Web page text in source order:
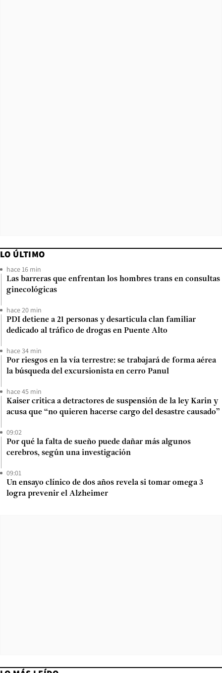
LO ÚLTIMO
hace 16 min
Las barreras que enfrentan los hombres trans en consultas
ginecológicas
hace 20 min
PDI detiene a 21 personas y desarticula clan familiar
dedicado al tráfico de drogas en Puente Alto
hace 34 min
Por riesgos en la vía terrestre: se trabajará de forma aérea
la búsqueda del excursionista en cerro Panul
hace 45 min
Kaiser critica a detractores de suspensión de la ley Karin y
acusa que “no quieren hacerse cargo del desastre causado”
09:02
Por qué la falta de sueño puede dañar más algunos
cerebros, según una investigación
09:01
Un ensayo clínico de dos años revela si tomar omega 3
logra prevenir el Alzheimer